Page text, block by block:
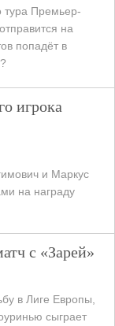
тура Премьер-
на
попадёт в
игрока
и Маркус
на награду
с «Зарей»
в Лиге Европы,
сыграет